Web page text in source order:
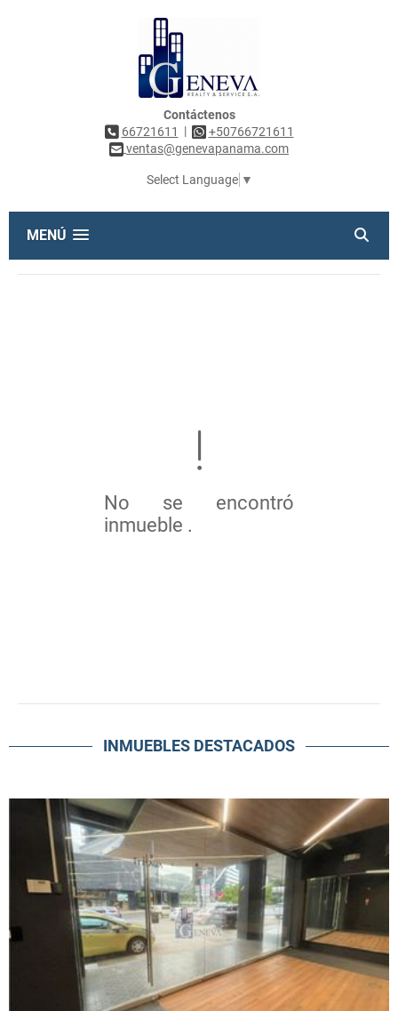
Contáctenos
66721611
|
+50766721611
ventas@genevapanama.com
Select Language ▼
MENÚ
No se encontró
inmueble .
INMUEBLES DESTACADOS